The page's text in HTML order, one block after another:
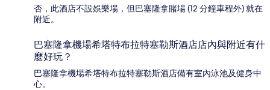
否，此酒店不設娛樂場，但巴塞隆拿賭場 (12 分鐘車程外) 就在
附近。
巴塞隆拿機場希塔特布拉特塞勒斯酒店店內與附近有什
麼好玩？
巴塞隆拿機場希塔特布拉特塞勒斯酒店備有室內泳池及健身中
心。